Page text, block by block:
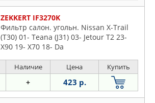
ZEKKERT IF3270K
Фильтр салон. угольн. Nissan X-Trail
(T30) 01- Teana (J31) 03- Jetour T2 23-
X90 19- X70 18- Da
Наличие Цена Купить
+ 423 р.